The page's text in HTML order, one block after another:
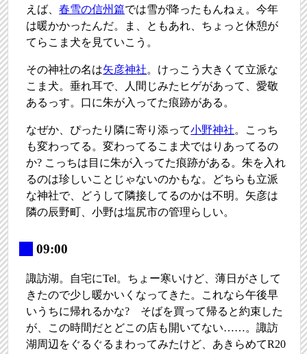
えば、春雪の信州篇では雪が降ったもんねぇ。今年
は暖かかったんだ。ま、ともあれ、ちょっと休憩が
てらこま犬を見ていこう。
その神社の名は矢彦神社。けっこう大きくて立派な
こま犬。垂れ耳で、人間じみたヒゲがあって、愛敬
あるっす。口に朱が入ってた痕跡がある。
なぜか、ぴったり隣に寄り添って小野神社。こっち
も変わってる。変わってるこま犬ではりあってるの
か? こっちは目に朱が入ってた痕跡がある。朱を入れ
るのは珍しいことじゃないのかもな。どちらも立派
な神社で、どうして隣接してるのかは不明。矢彦は
隣の辰野町、小野は塩尻市の管理らしい。
09:00
諏訪湖。自宅にTel。ちょー寒いけど、薄日がさして
きたので少し暖かいくなってきた。これなら午後早
いうちに帰れるかな? そばを買って帰ると約束した
が、この時間だとどこの店も開いてない……。諏訪
湖周辺をぐるぐるまわってみたけど、あきらめてR20